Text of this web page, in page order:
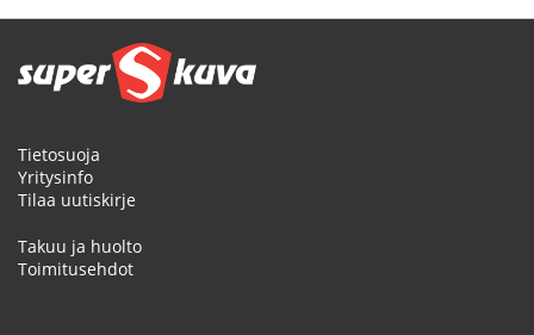
Tietosuoja
Yritysinfo
Tilaa uutiskirje
Takuu ja huolto
Toimitusehdot